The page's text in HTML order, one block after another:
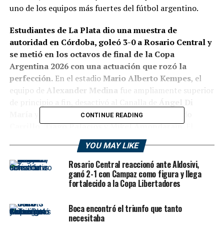
uno de los equipos más fuertes del fútbol argentino.
Estudiantes de La Plata dio una muestra de
autoridad en Córdoba, goleó 3-0 a Rosario Central y
se metió en los octavos de final de la Copa
Argentina 2026 con una actuación que rozó la
perfección.En el estadioMario Alberto Kempes, el
equipo de Alexander Medina fue ampliamente superior
y resolvió la historia con los goles de
Carrillo,Tiago PalaciosyMikel Amondarain. El
próximo rival del Pincha saldrá del cruce entre
Huracán.
La victoria no fue solo una clasificación: fue una
declaración futbolística. Estudiantes se llevó por
semestre y que llegaba con nombres de peso, pero jamás
pudo sentirse cómodo en el partido. El Pincha se adueñó
CONTINUE READING
YOU MAY LIKE
Rosario Central reaccionó ante Aldosivi,
ganó 2-1 con Campaz como figura y llega
fortalecido a la Copa Libertadores
Boca encontró el triunfo que tanto
necesitaba